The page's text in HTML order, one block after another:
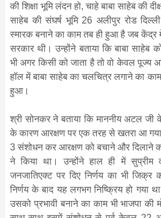
की शिक्षा भूमि लंदन हो, चाहे बाबा साहेब की
साहेब की संघर्ष भूमि 26 अलीपुर रोड
स्मारक बनाने का काम तब ही हुआ है जब केंद्र
सरकार थी। उन्होंने बताया कि बाबा साहेब
भी अगर किसी को जाता है तो वो केवल पूज्य
हॉल में बाबा साहेब का चलचित्र लगाने का
हुआ।
श्री सोनकर ने बताया कि माननीय अटल जी
के कारण आरक्षण पर एक तरह से खतरा आ गया
3 संशोधन कर आरक्षण को बचाने और दिलाने
ने किया था। उन्होंने हाल ही में सुप्रीम
जनजातिएक्ट पर दिए निर्णय का भी
निर्णय के बाद यह लगभग निष्क्रिय हो गया
उसको प्रभावी बनाने का काम भी भाजपा